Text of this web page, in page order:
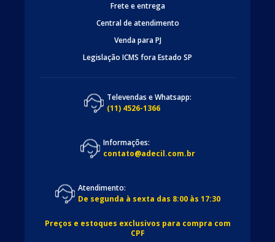
Frete e entrega
Central de atendimento
Venda para PJ
Legislação ICMS fora Estado SP
Televendas e Whatsapp:
(11) 4526-1366
Informações:
contato@adecil.com.br
Atendimento:
De segunda à sexta das 8:00 às 17:30
Preços e estoques exclusivos para compra com
CPF